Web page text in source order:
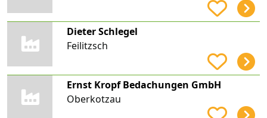
Dieter Schlegel
Feilitzsch
Ernst Kropf Bedachungen GmbH
Oberkotzau